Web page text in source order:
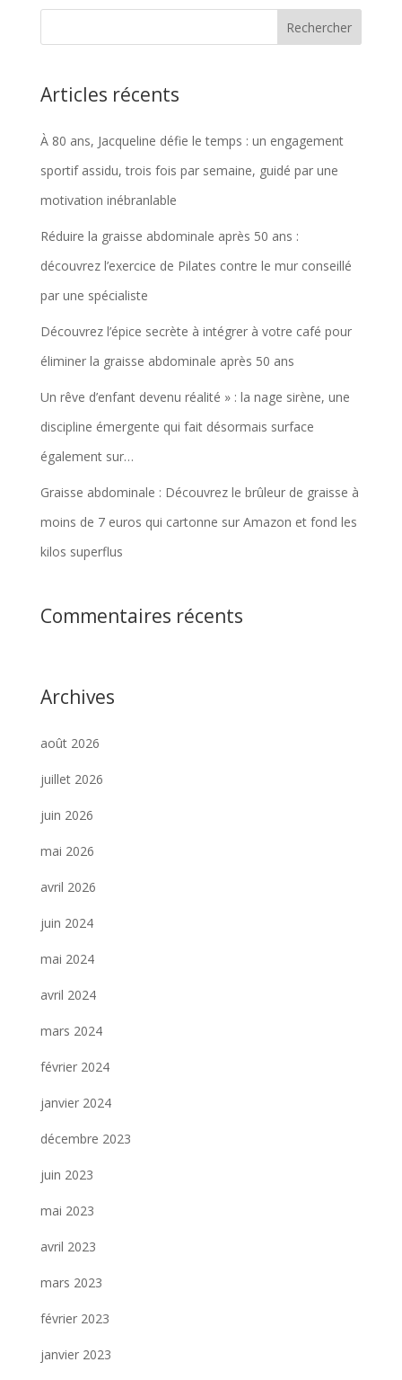
Articles récents
À 80 ans, Jacqueline défie le temps : un engagement
sportif assidu, trois fois par semaine, guidé par une
motivation inébranlable
Réduire la graisse abdominale après 50 ans :
découvrez l’exercice de Pilates contre le mur conseillé
par une spécialiste
Découvrez l’épice secrète à intégrer à votre café pour
éliminer la graisse abdominale après 50 ans
Un rêve d’enfant devenu réalité » : la nage sirène, une
discipline émergente qui fait désormais surface
également sur…
Graisse abdominale : Découvrez le brûleur de graisse à
moins de 7 euros qui cartonne sur Amazon et fond les
kilos superflus
Commentaires récents
Archives
août 2026
juillet 2026
juin 2026
mai 2026
avril 2026
juin 2024
mai 2024
avril 2024
mars 2024
février 2024
janvier 2024
décembre 2023
juin 2023
mai 2023
avril 2023
mars 2023
février 2023
janvier 2023